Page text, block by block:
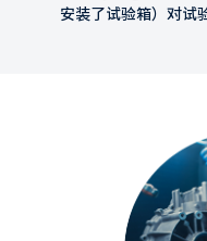
安装了试验箱）对试